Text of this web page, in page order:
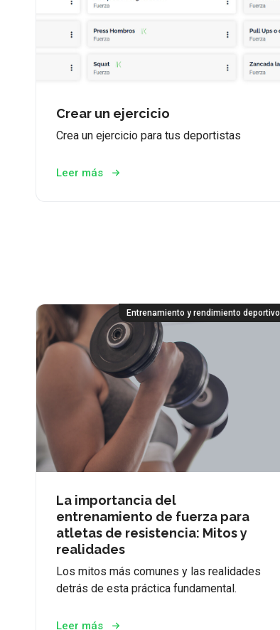
Crear un ejercicio
Crea un ejercicio para tus deportistas
Leer más
Entrenamiento y rendimiento deportivo
La importancia del
entrenamiento de fuerza para
atletas de resistencia: Mitos y
realidades
Los mitos más comunes y las realidades
detrás de esta práctica fundamental.
Leer más